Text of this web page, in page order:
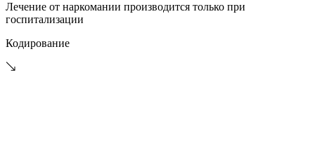
Лечение от наркомании производится только при
госпитализации
Кодирование